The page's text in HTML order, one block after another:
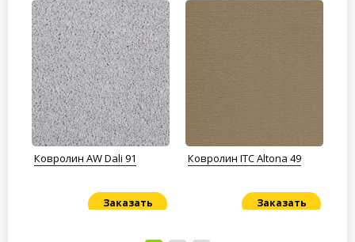
Ковролин AW Dali 91
Заказать
Ковролин ITC Altona 49
Заказать